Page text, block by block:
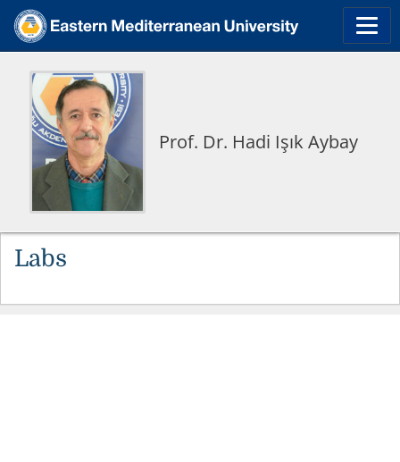
Prof. Dr. Hadi Işık Aybay
Labs